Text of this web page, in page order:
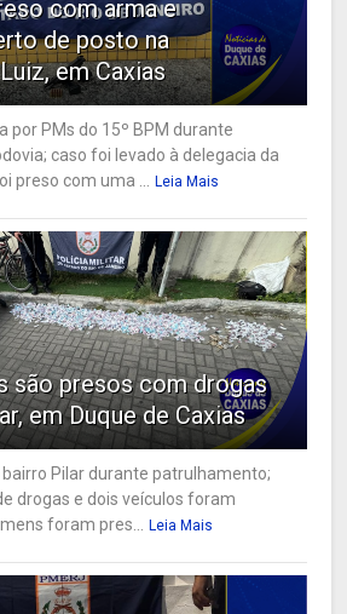
com arma e
de posto na
em Caxias
PMs do 15º BPM durante
caso foi levado à delegacia da
preso com uma ...
Leia Mais
são presos com drogas
em Duque de Caxias
Pilar durante patrulhamento;
drogas e dois veículos foram
foram pres...
Leia Mais